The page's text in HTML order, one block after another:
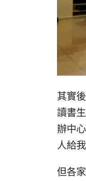
其實
讀書
辦中
人給
但各